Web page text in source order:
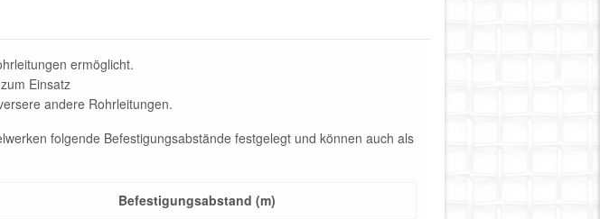
ermöglicht.
Einsatz
andere Rohrleitungen.
folgende Befestigungsabstände festgelegt und können auch als
Befestigungsabstand (m)